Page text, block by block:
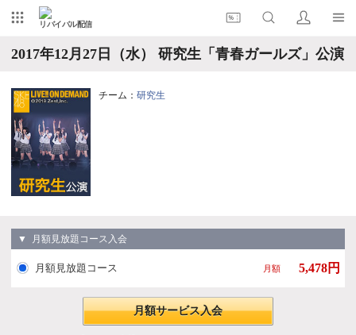
リバイバル配信
2017年12月27日（水） 研究生「青春ガールズ」公演
チーム： 研究生
▼ 月額見放題コース入会
月額見放題コース 月額 5,478円
月額サービス入会